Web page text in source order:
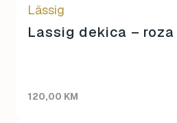
Lässig
Lassig dekica – roza
120,00 KM